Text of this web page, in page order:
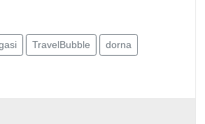
TravelBubble dorna